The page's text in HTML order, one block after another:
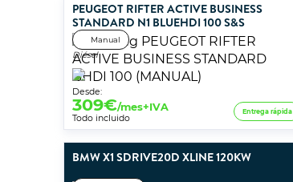
PEUGEOT RIFTER ACTIVE BUSINESS
STANDARD N1 BLUEHDI 100 S&S
Manual
Diésel
Desde:
309€/mes+IVA
Todo incluido
Entrega rápida
BMW X1 SDRIVE20D XLINE 120KW